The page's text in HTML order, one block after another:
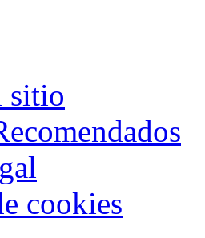
sitio
cookies